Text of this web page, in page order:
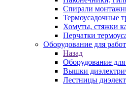
Спирали
Термоусадочные
Хомуты, стяжки
Перчатки
Оборудование для
Назад
Оборудование
Вышки
Лестницы